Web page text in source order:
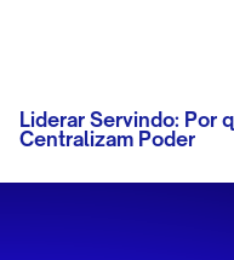
Liderar Servindo: Por
Centralizam Poder